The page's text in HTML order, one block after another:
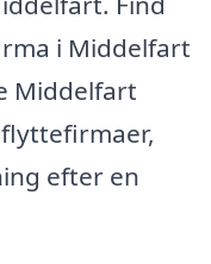
i Middelfart
Middelfart
efter en